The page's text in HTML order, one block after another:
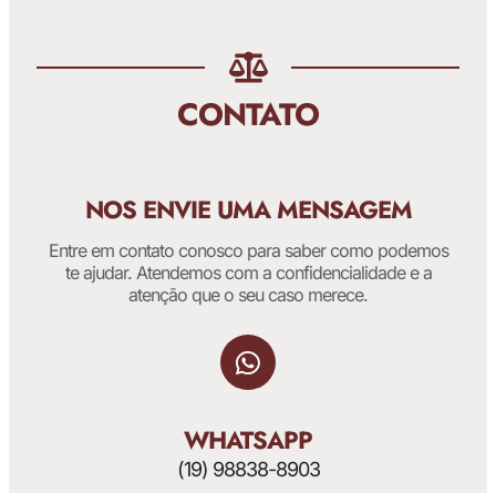
CONTATO
NOS ENVIE UMA MENSAGEM
Entre em contato conosco para saber como podemos
te ajudar. Atendemos com a confidencialidade e a
atenção que o seu caso merece.
WHATSAPP
(19) 98838-8903